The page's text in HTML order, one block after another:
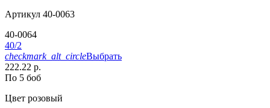
Артикул 40-0063
40-0064
40/2
checkmark_alt_circleВыбрать
222.22 р.
По 5 боб
Цвет розовый